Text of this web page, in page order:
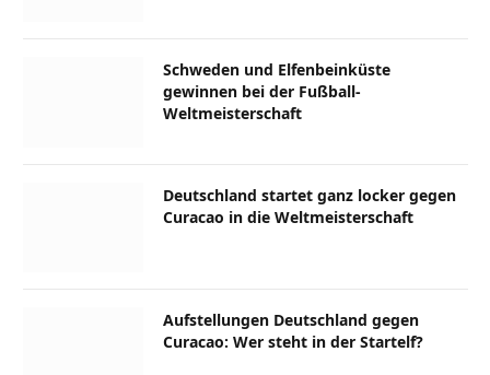
Schweden und Elfenbeinküste
gewinnen bei der Fußball-
Weltmeisterschaft
Deutschland startet ganz locker gegen
Curacao in die Weltmeisterschaft
Aufstellungen Deutschland gegen
Curacao: Wer steht in der Startelf?